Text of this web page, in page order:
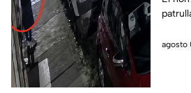
agosto